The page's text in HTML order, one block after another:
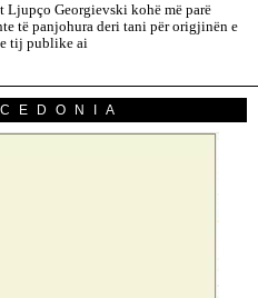
Georgievski kohë më parë
të panjohura deri tani për origjinën e
tij publike ai